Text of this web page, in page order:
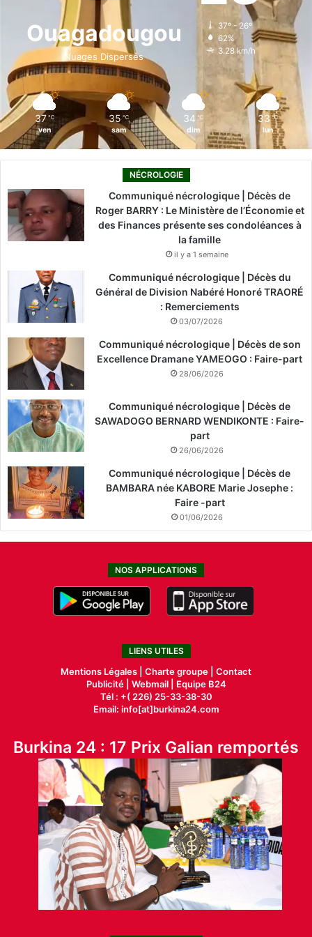
o
k
i
n
g
r
k
Ouagadougou
Nuages Dispersés
37º - 26º
62%
3.28 km/h
37 ℃
ven
35 ℃
sam
34 ℃
dim
33 ℃
lun
NÉCROLOGIE
Communiqué nécrologique | Décès de
Roger BARRY : Le Ministère de l’Économie et
des Finances présente ses condoléances à
la famille
il y a 1 semaine
Communiqué nécrologique | Décès du
Général de Division Nabéré Honoré TRAORÉ
: Remerciements
03/07/2026
Communiqué nécrologique | Décès de son
Excellence Dramane YAMEOGO : Faire-part
28/06/2026
Communiqué nécrologique | Décès de
SAWADOGO BERNARD WENDIKONTE : Faire-
part
26/06/2026
Communiqué nécrologique | Décès de
BAMBARA née KABORE Marie Josephe :
Faire -part
01/06/2026
NOS APPLICATIONS
LIENS UTILES
Mentions Légales | Charte groupe | Contact
Publicité| Webmail |
Equipe B24
Tél : +( 226) 25-33-38-30
Email: info[at]burkina24.com
Burkina 24 : 17 Prix Galian remportés